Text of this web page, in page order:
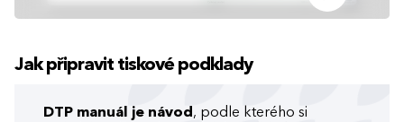
Jak připravit tiskové podklady
DTP manuál je návod , podle kterého si